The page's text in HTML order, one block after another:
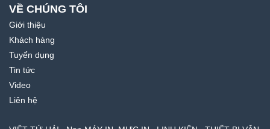
VỀ CHÚNG TÔI
Giới thiệu
Khách hàng
Tuyển dụng
Tin tức
Video
Liên hệ